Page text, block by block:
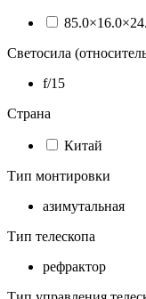
Светосила
f/15
Страна
Китай
Тип монтировки
азимутальная
Тип телескопа
рефрактор